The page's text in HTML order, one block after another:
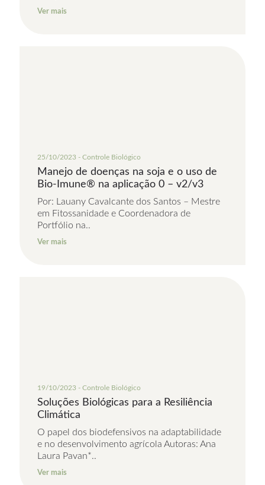
Ver mais
25/10/2023 - Controle Biológico
Manejo de doenças na soja e o uso de
Bio-Imune® na aplicação 0 – v2/v3
Por: Lauany Cavalcante dos Santos – Mestre
em Fitossanidade e Coordenadora de
Portfólio na..
Ver mais
19/10/2023 - Controle Biológico
Soluções Biológicas para a Resiliência
Climática
O papel dos biodefensivos na adaptabilidade
e no desenvolvimento agrícola Autoras: Ana
Laura Pavan*..
Ver mais